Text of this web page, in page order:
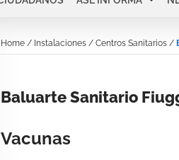
Home / Instalaciones / Centros Sanitarios /
Baluarte Sanitario
Vacunas